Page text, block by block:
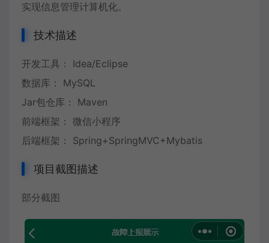
实现信息管理计算机化。
技术描述
开发工具： Idea/Eclipse
数据库： MySQL
Jar包仓库： Maven
前端框架： 微信小程序
后端框架： Spring+SpringMVC+Mybatis
项目截图描述
部分截图